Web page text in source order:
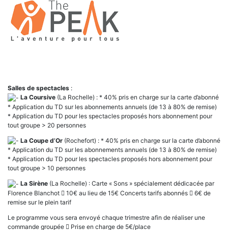
Salles de spectacles :
La Coursive (La Rochelle) : * 40% pris en charge sur la carte d’abonné
* Application du TD sur les abonnements annuels (de 13 à 80% de remise)
* Application du TD pour les spectacles proposés hors abonnement pour
tout groupe > 20 personnes
La Coupe d’Or (Rochefort) : * 40% pris en charge sur la carte d’abonné
* Application du TD sur les abonnements annuels (de 13 à 80% de remise)
* Application du TD pour les spectacles proposés hors abonnement pour
tout groupe > 10 personnes
La Sirène (La Rochelle) : Carte « Sons » spécialement dédicacée par
Florence Blanchot  10€ au lieu de 15€ Concerts tarifs abonnés  6€ de
remise sur le plein tarif
Le programme vous sera envoyé chaque trimestre afin de réaliser une
commande groupée  Prise en charge de 5€/place